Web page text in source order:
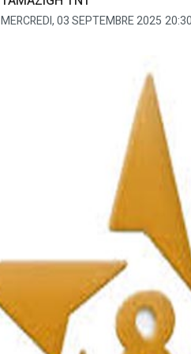
MERCREDI, 03 SEPTEMBRE 2025